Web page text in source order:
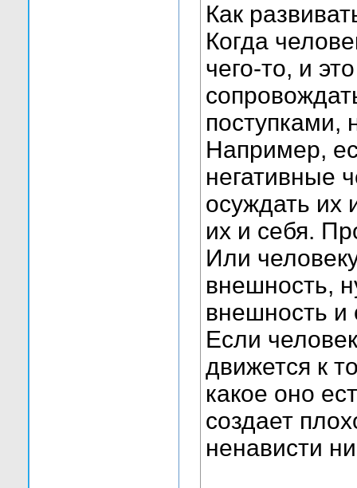
Как
Когда
чего-то, и
поступками,
Например,
негативные
осуждать их
их и себя.
Или
внешность,
внешность и
Если
движется к
какое оно
создает
ненависти